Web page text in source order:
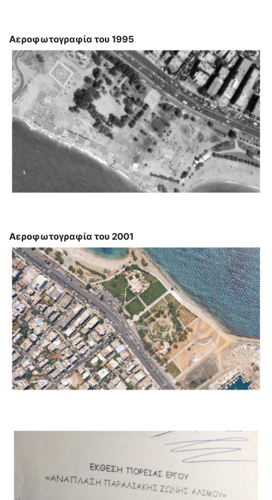
Αεροφωτογραφία του 1995
Αεροφωτογραφία του 2001